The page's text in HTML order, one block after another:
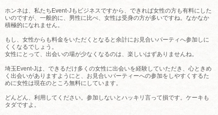
ホンネは、私たちEvent-Jもビジネスですから、できれば女性の方も有料にした
いのですが、一般的に、男性に比べ、女性は受身の方が多いですね。なかなか
積極的になれません。
もし、女性からも料金をいただくとなると余計にお見合いパーティへ参加しに
くくなるでしょう。
女性にとって、出会いの場が少なくなるのは、楽しいはずありませんね。
埼玉Event-Jは、できるだけ多くの女性に出会いを経験していただき、心ときめ
く出会いがありますようにと、お見合いパーティーへの参加をしやすくするた
めに女性は現在のところ無料にしています。
どんどん、利用してください。参加しないとハッキリ言って損です。ケーキも
タダですよ。